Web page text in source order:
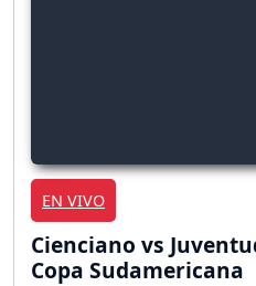
EN VIVO
Cienciano vs
Copa Sudamericana